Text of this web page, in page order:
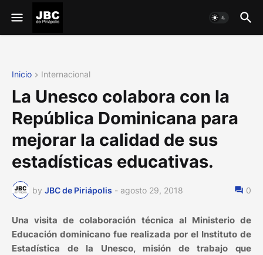
Inicio Internacional
La Unesco colabora con la
República Dominicana para
mejorar la calidad de sus
estadísticas educativas.
by JBC de Piriápolis - agosto 29, 2018 0
Una visita de colaboración técnica al Ministerio de
Educación dominicano fue realizada por el Instituto de
Estadística de la Unesco, misión de trabajo que